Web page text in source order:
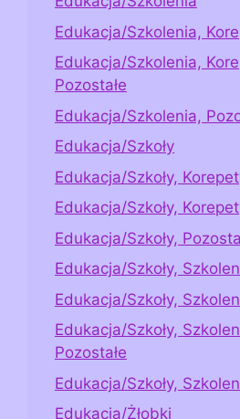
Edukacja/Szkolenia,
Edukacja/Szkolenia,
Pozostałe
Edukacja/Szkolenia,
Edukacja/Szkoły
Edukacja/Szkoły,
Edukacja/Szkoły,
Edukacja/Szkoły,
Edukacja/Szkoły,
Edukacja/Szkoły,
Edukacja/Szkoły,
Pozostałe
Edukacja/Szkoły,
Edukacja/Żłobki